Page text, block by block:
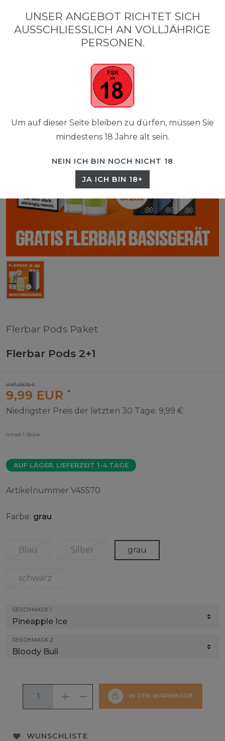
0
0,00 EUR
Flerbar Pods Paket
Flerbar Pods 2+1
UVP 29,70 €
9,99 EUR *
Niedrigster Preis der letzten 30 Tage: 9,99 €
Inhalt 1 Stück
AUF LAGER, LIEFERZEIT 1-4 TAGE
Artikelnummer V45570
Farbe: grau
Blau Silber grau
schwarz
GESCHMACK 1
GESCHMACK 2
IN DEN WARENKORB
WUNSCHLISTE
UNSER ANGEBOT RICHTET SICH
AUSSCHLIESSLICH AN VOLLJÄHRIGE P
ERSONEN.
Um auf dieser Seite bleiben zu dürfen, müssen Sie
mindestens 18 Jahre alt sein.
NEIN ICH BIN NOCH NICHT 18
JA ICH BIN 18+